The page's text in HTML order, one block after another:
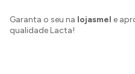
Garanta o seu na lojasmel e
qualidade Lacta!